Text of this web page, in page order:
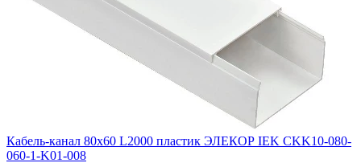
Кабель-канал 80х60 L2000 пластик ЭЛЕКОР IEK CKK10-080-
060-1-K01-008